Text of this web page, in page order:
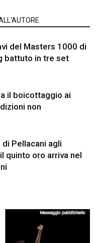
del Masters 1000 di
battuto in tre set
il boicottaggio ai
non
Pellacani agli
quinto oro arriva nel